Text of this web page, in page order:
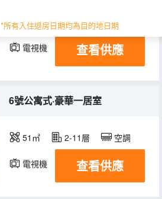
*所有入住退房日期均為目的地日期
160㎡ 12層 空調
電視機 冰箱
查看供應
6號公寓式·豪華一居室
51㎡ 2-11層 空調
電視機 冰箱
查看供應